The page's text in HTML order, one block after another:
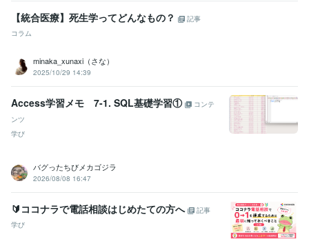
【統合医療】死生学ってどんなもの？
記事
コラム
minaka_xunaxi（さな）
2025/10/29 14:39
Access学習メモ 7-1. SQL基礎学習①
コンテ
ンツ
学び
バグったちびメカゴジラ
2026/08/08 16:47
🔰ココナラで電話相談はじめたての方へ
記事
学び